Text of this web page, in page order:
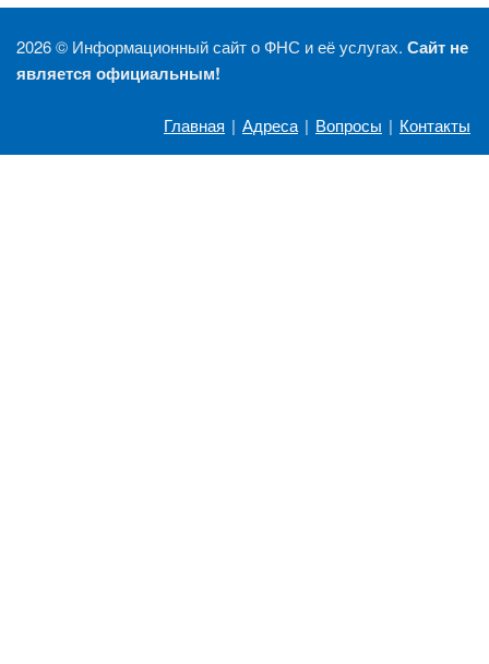
2026 © Информационный сайт о ФНС и её услугах. Сайт не
является официальным!
Главная | Адреса | Вопросы | Контакты